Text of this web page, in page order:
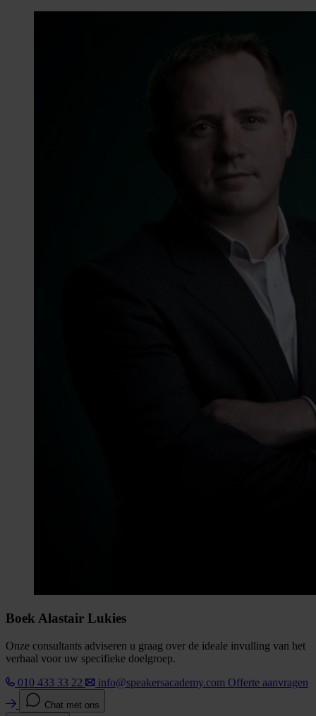
Boek Alastair Lukies
Onze consultants adviseren u graag over de ideale invulling van het
verhaal voor uw specifieke doelgroep.
010 433 33 22
info@speakersacademy.com Offerte aanvragen
Chat met ons